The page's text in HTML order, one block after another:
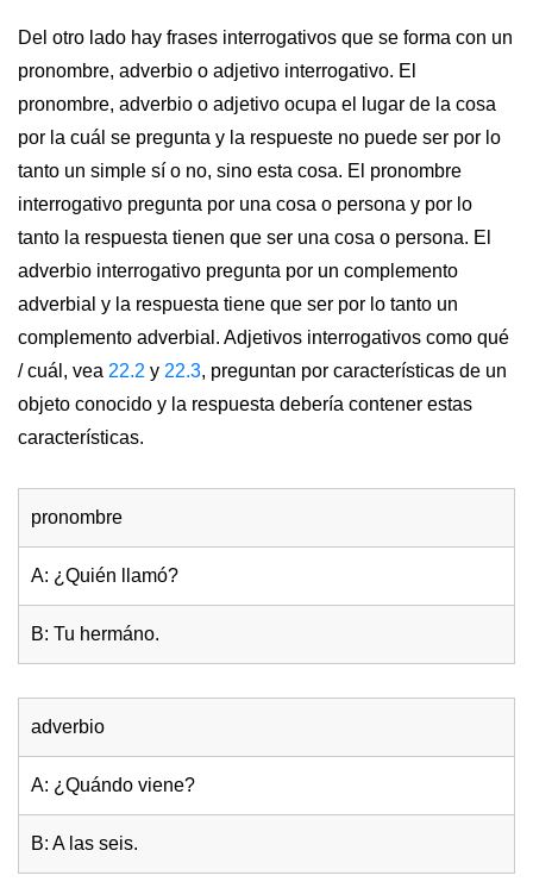
Del otro lado hay frases interrogativos que se forma con un
pronombre, adverbio o adjetivo interrogativo. El
pronombre, adverbio o adjetivo ocupa el lugar de la cosa
por la cuál se pregunta y la respueste no puede ser por lo
tanto un simple sí o no, sino esta cosa. El pronombre
interrogativo pregunta por una cosa o persona y por lo
tanto la respuesta tienen que ser una cosa o persona. El
adverbio interrogativo pregunta por un complemento
adverbial y la respuesta tiene que ser por lo tanto un
complemento adverbial. Adjetivos interrogativos como qué
/ cuál, vea 22.2 y 22.3, preguntan por características de un
objeto conocido y la respuesta debería contener estas
características.
pronombre
A: ¿Quién llamó?
B: Tu hermáno.
adverbio
A: ¿Quándo viene?
B: A las seis.